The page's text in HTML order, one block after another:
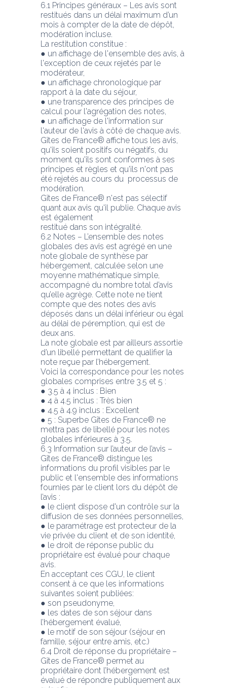
6.1 Principes généraux – Les avis sont
restitués dans un délai maximum d’un
mois à compter de la date de dépôt,
modération incluse.
La restitution constitue :
● un affichage de l'ensemble des avis, à
l'exception de ceux rejetés par le
modérateur,
● un affichage chronologique par
rapport à la date du séjour,
● une transparence des principes de
calcul pour l'agrégation des notes,
● un affichage de l'information sur
l'auteur de l'avis à côté de chaque avis.
Gîtes de France® affiche tous les avis,
qu'ils soient positifs ou négatifs, du
moment qu'ils sont conformes à ses
principes et règles et qu'ils n'ont pas
été rejetés au cours du  processus de
modération.
Gîtes de France® n'est pas sélectif
quant aux avis qu'il publie. Chaque avis
est également
restitué dans son intégralité.
6.2 Notes – L’ensemble des notes
globales des avis est agrégé en une
note globale de synthèse par
hébergement, calculée selon une
moyenne mathématique simple,
accompagné du nombre total d’avis
qu’elle agrège. Cette note ne tient
compte que des notes des avis
déposés dans un délai inférieur ou égal
au délai de péremption, qui est de
deux ans.
La note globale est par ailleurs assortie
d’un libellé permettant de qualifier la
note reçue par l’hébergement.
Voici la correspondance pour les notes
globales comprises entre 3.5 et 5 :
● 3.5 à 4 inclus : Bien
● 4 à 4.5 inclus : Très bien
● 4.5 à 4.9 inclus : Excellent
● 5 : Superbe Gîtes de France® ne
mettra pas de libellé pour les notes
globales inférieures à 3.5.
6.3 Information sur l’auteur de l’avis –
Gîtes de France® distingue les
informations du profil visibles par le
public et l'ensemble des informations
fournies par le client lors du dépôt de
l’avis :
● le client dispose d'un contrôle sur la
diffusion de ses données personnelles,
● le paramétrage est protecteur de la
vie privée du client et de son identité,
● le droit de réponse public du
propriétaire est évalué pour chaque
avis.
En acceptant ces CGU, le client
consent à ce que les informations
suivantes soient publiées:
● son pseudonyme,
● les dates de son séjour dans
l’hébergement évalué,
● le motif de son séjour (séjour en
famille, séjour entre amis, etc.)
6.4 Droit de réponse du propriétaire –
Gîtes de France® permet au
propriétaire dont l’hébergement est
évalué de répondre publiquement aux